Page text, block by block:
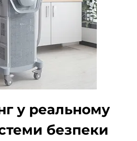
у реальному
безпеки